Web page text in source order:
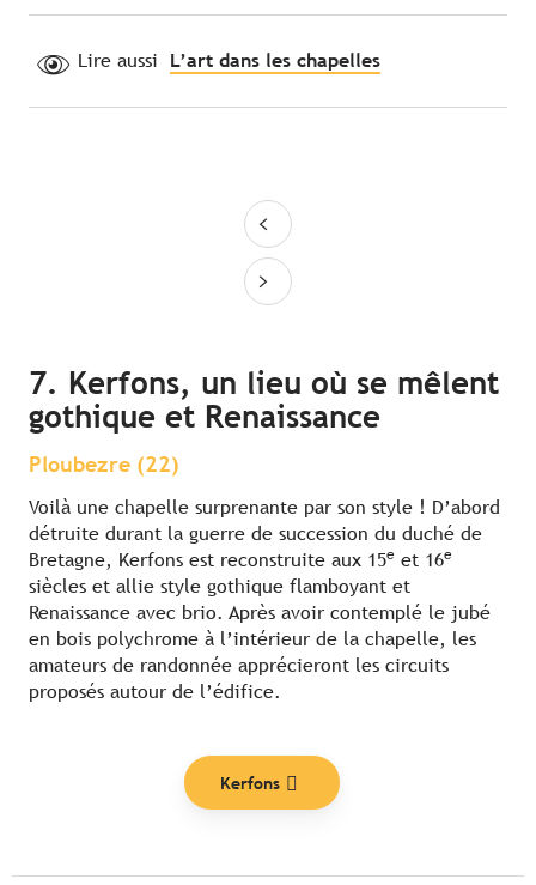
Lire aussi L’art dans les chapelles
7. Kerfons, un lieu où se mêlent
gothique et Renaissance
Ploubezre (22)
Voilà une chapelle surprenante par son style ! D’abord
détruite durant la guerre de succession du duché de
Bretagne, Kerfons est reconstruite aux 15e et 16e
siècles et allie style gothique flamboyant et
Renaissance avec brio. Après avoir contemplé le jubé
en bois polychrome à l’intérieur de la chapelle, les
amateurs de randonnée apprécieront les circuits
proposés autour de l’édifice.
Kerfons